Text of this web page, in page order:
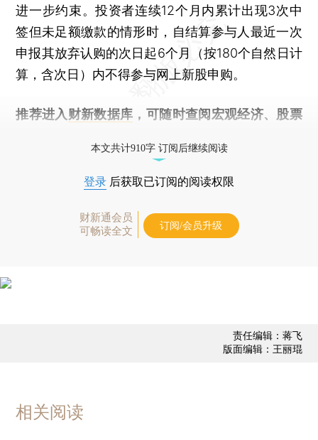
进一步约束。投资者连续12个月内累计出现3次中
签但未足额缴款的情形时，自结算参与人最近一次
申报其放弃认购的次日起6个月（按180个自然日计
算，含次日）内不得参与网上新股申购。
推荐进入 财新数据库 ，可随时查阅宏观经济、股票
本文共计910字 订阅后继续阅读
登录 后获取已订阅的阅读权限
财新通会员
可畅读全文
订阅/会员升级
责任编辑：蒋飞
版面编辑：王丽琨
相关阅读